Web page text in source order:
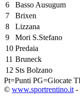
6
Basso Ausugum
7
Brixen
8
Lizzana
9
Mori S.Stefano
10 Predaia
11 Bruneck
12 Sts Bolzano
Pt=Punti PG=Giocate
© www.sportrentino.it -